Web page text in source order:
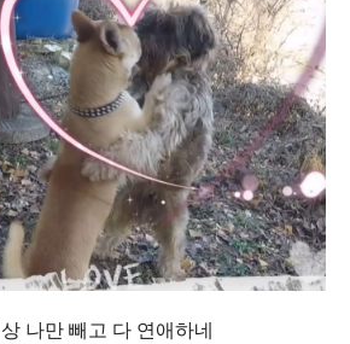
나만 빼고 다 연애하네